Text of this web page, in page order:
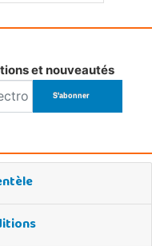
et nouveautés